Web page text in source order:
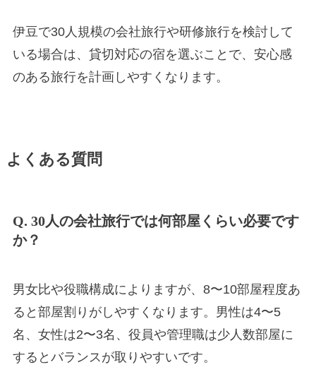
伊豆で30人規模の会社旅行や研修旅行を検討して
いる場合は、貸切対応の宿を選ぶことで、安心感
のある旅行を計画しやすくなります。
よくある質問
Q. 30人の会社旅行では何部屋くらい必要です
か？
男女比や役職構成によりますが、8〜10部屋程度あ
ると部屋割りがしやすくなります。男性は4〜5
名、女性は2〜3名、役員や管理職は少人数部屋に
するとバランスが取りやすいです。